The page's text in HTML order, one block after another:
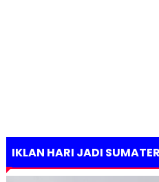
IKLAN HARI JADI